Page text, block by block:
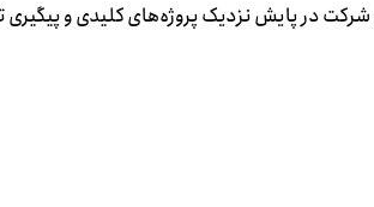
شرکت در پایش نزدیک پروژه‌های کلیدی و